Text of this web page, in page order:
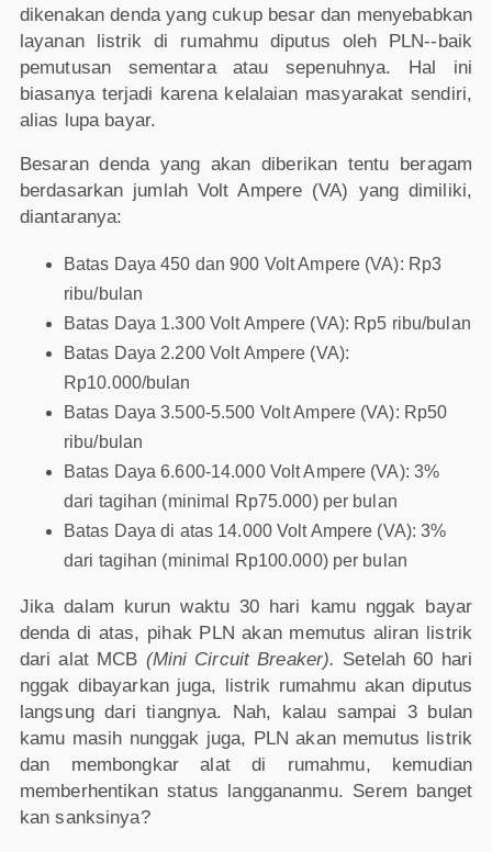
dikenakan denda yang cukup besar dan menyebabkan
layanan listrik di rumahmu diputus oleh PLN--baik
pemutusan sementara atau sepenuhnya. Hal ini
biasanya terjadi karena kelalaian masyarakat sendiri,
alias lupa bayar.
Besaran denda yang akan diberikan tentu beragam
berdasarkan jumlah Volt Ampere (VA) yang dimiliki,
diantaranya:
Batas Daya 450 dan 900 Volt Ampere (VA): Rp3
ribu/bulan
Batas Daya 1.300 Volt Ampere (VA): Rp5 ribu/bulan
Batas Daya 2.200 Volt Ampere (VA):
Rp10.000/bulan
Batas Daya 3.500-5.500 Volt Ampere (VA): Rp50
ribu/bulan
Batas Daya 6.600-14.000 Volt Ampere (VA): 3%
dari tagihan (minimal Rp75.000) per bulan
Batas Daya di atas 14.000 Volt Ampere (VA): 3%
dari tagihan (minimal Rp100.000) per bulan
Jika dalam kurun waktu 30 hari kamu nggak bayar
denda di atas, pihak PLN akan memutus aliran listrik
dari alat MCB (Mini Circuit Breaker). Setelah 60 hari
nggak dibayarkan juga, listrik rumahmu akan diputus
langsung dari tiangnya. Nah, kalau sampai 3 bulan
kamu masih nunggak juga, PLN akan memutus listrik
dan membongkar alat di rumahmu, kemudian
memberhentikan status langgananmu. Serem banget
kan sanksinya?